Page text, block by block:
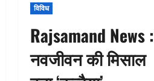
विविध
Rajsamand News :
नवजीवन की मिसाल